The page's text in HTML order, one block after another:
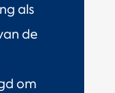
als
de
om